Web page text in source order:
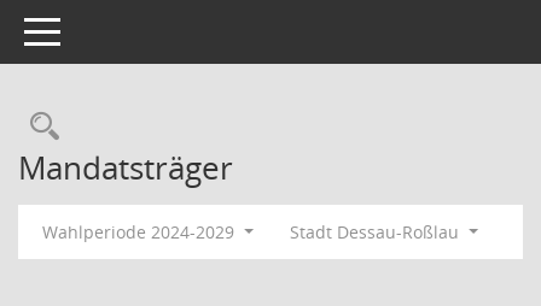
Toggle navigation
Rechercheauswahl
Mandatsträger
Wahlperiode 2024-2029 Stadt Dessau-Roßlau